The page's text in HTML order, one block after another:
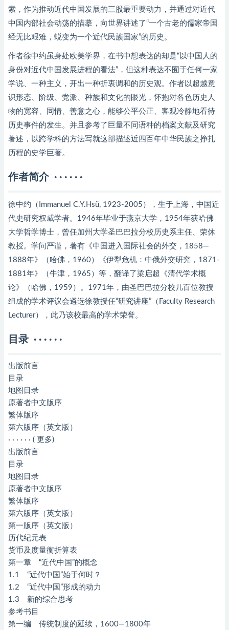
索，作为推动近代中国发展的三股最重要动力，并通过对近代
中国内部社会动荡的描摹，向世界讲述了“一个古老的儒家帝国
经无比艰难，蜕变为一个近代民族国家”的历史。
作者徐中约虽身处欧美学界，在书中想表达的却是“以中国人的
身份对近代中国发展进程的看法”，但这种表达不囿于任何一家
学说、一种主义，开出一种折衷调和的历史观。作者以超越意
识形态、阶级、党派、种族和文化的眼光，怀抱对各色历史人
物的宽容、同情、善意之心，能够公平公正、客观冷静地看待
历史事件的发生。并且参考了巨量不同语种的档案文献及研究
著述，以跨学科的方法写就这部描述近四百年中华民族之挣扎
历程的史学巨著。
作者简介 · · · · · ·
徐中约（Immanuel C.Y.Hsü, 1923-2005），生于上海，中国近
代史研究权威学者。1946年毕业于燕京大学，1954年获哈佛
大学哲学博士，曾任加州大学圣巴巴拉分校历史系主任、荣休
教授。学问严谨，著有《中国进入国际社会的外交，1858—
1888年》（哈佛，1960）《伊犁危机：中俄外交研究，1871-
1881年》（牛津，1965）等，翻译了梁启超《清代学术概
论》（哈佛，1959）。1971年，由圣巴巴拉分校几百位教授
组成的学术评议会遴选徐教授任“研究讲座”（Faculty Research
Lecturer），此乃该校最高的学术荣誉。
目录 · · · · · ·
出版前言
目录
地图目录
原著者中文版序
繁体版序
第六版序（英文版）
· · · · · · ( 更多)
出版前言
目录
地图目录
原著者中文版序
繁体版序
第六版序（英文版）
第一版序（英文版）
历代纪元表
货币及度量衡折算表
第一章 “近代中国”的概念
1.1 “近代中国”始于何时？
1.2 “近代中国”形成的动力
1.3 新的综合思考
参考书目
第一编 传统制度的延续，1600—1800年